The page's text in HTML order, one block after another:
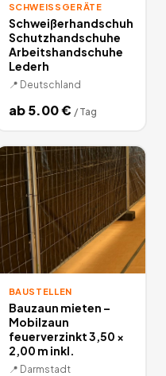
SCHWEISSGERÄTE
Schweißerhandschuh
Schutzhandschuhe
Arbeitshandschuhe
Lederh
📍 Deutschland
ab5.00€ / Tag
BAUSTELLEN
Bauzaun mieten –
Mobilzaun
feuerverzinkt 3,50 ×
2,00 m inkl.
📍 Darmstadt